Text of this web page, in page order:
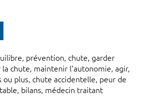
prévention, chute, garder
chute, maintenir l'autonomie, agir,
ou plus, chute accidentelle, peur de
bilans, médecin traitant